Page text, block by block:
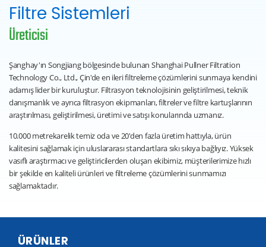
Filtre Sistemleri
Üreticisi
Şanghay'ın Songjiang bölgesinde bulunan Shanghai Pullner Filtration
Technology Co., Ltd., Çin'de en ileri filtreleme çözümlerini sunmaya kendini
adamış lider bir kuruluştur. Filtrasyon teknolojisinin geliştirilmesi, teknik
danışmanlık ve ayrıca filtrasyon ekipmanları, filtreler ve filtre kartuşlarının
araştırılması, geliştirilmesi, üretimi ve satışı konularında uzmanız.
10.000 metrekarelik temiz oda ve 20'den fazla üretim hattıyla, ürün
kalitesini sağlamak için uluslararası standartlara sıkı sıkıya bağlıyız. Yüksek
vasıflı araştırmacı ve geliştiricilerden oluşan ekibimiz, müşterilerimize hızlı
bir şekilde en kaliteli ürünleri ve filtreleme çözümlerini sunmamızı
sağlamaktadır.
ÜRÜNLER